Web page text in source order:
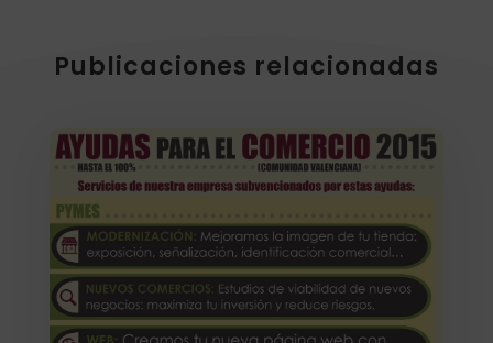
Publicaciones relacionadas